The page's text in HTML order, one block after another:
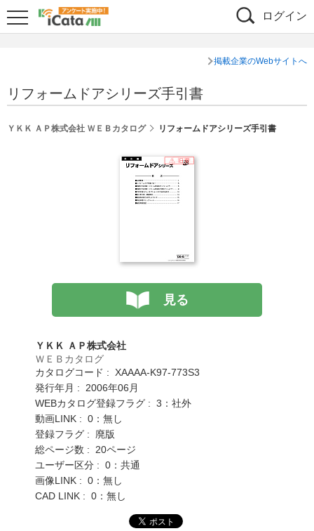
ログイン
掲載企業のWebサイトへ
リフォームドアシリーズ手引書
ＹＫＫ ＡＰ株式会社 ＷＥＢカタログ リフォームドアシリーズ手引書
見る
ＹＫＫ ＡＰ株式会社
ＷＥＢカタログ
カタログコード : XAAAA-K97-773S3
発行年月 : 2006年06月
WEBカタログ登録フラグ : 3：社外
動画LINK : 0：無し
登録フラグ : 廃版
総ページ数 : 20ページ
ユーザー区分 : 0：共通
画像LINK : 0：無し
CAD LINK : 0：無し